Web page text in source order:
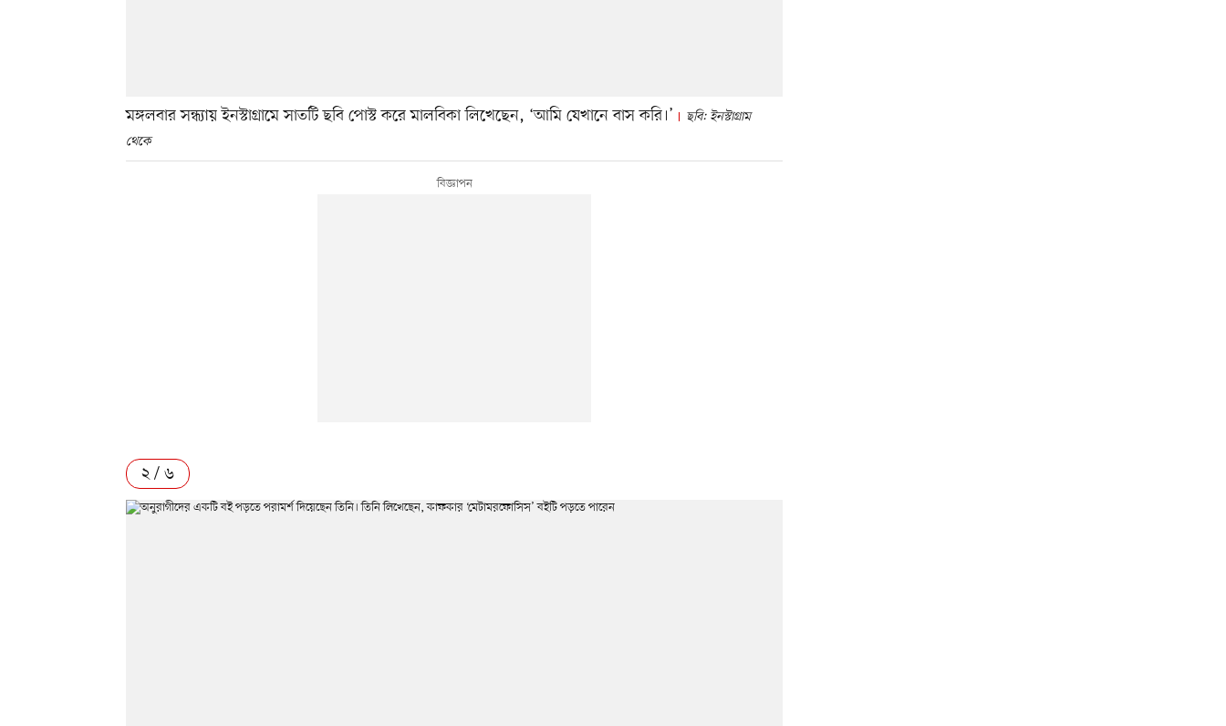
মঙ্গলবার সন্ধ্যায় ইনস্টাগ্রামে সাতটি ছবি পোস্ট করে মালবিকা লিখেছেন, ‘আমি যেখানে বাস করি।’
ছবি: ইনস্টাগ্রাম
থেকে
২ / ৬